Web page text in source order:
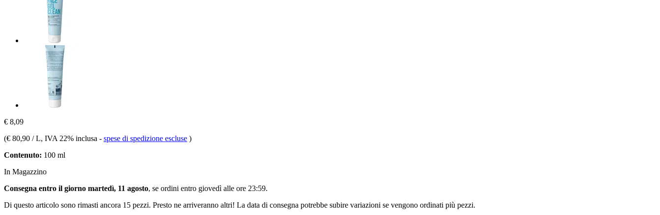
€ 8,09
(€ 80,90 / L, IVA 22% inclusa - spese di spedizione escluse )
Contenuto: 100 ml
In Magazzino
Consegna entro il giorno martedì, 11 agosto, se ordini entro giovedì alle ore 23:59.
Di questo articolo sono rimasti ancora 15 pezzi. Presto ne arriveranno altri! La data di consegna potrebbe subire variazioni se vengono ordinati più pezzi.